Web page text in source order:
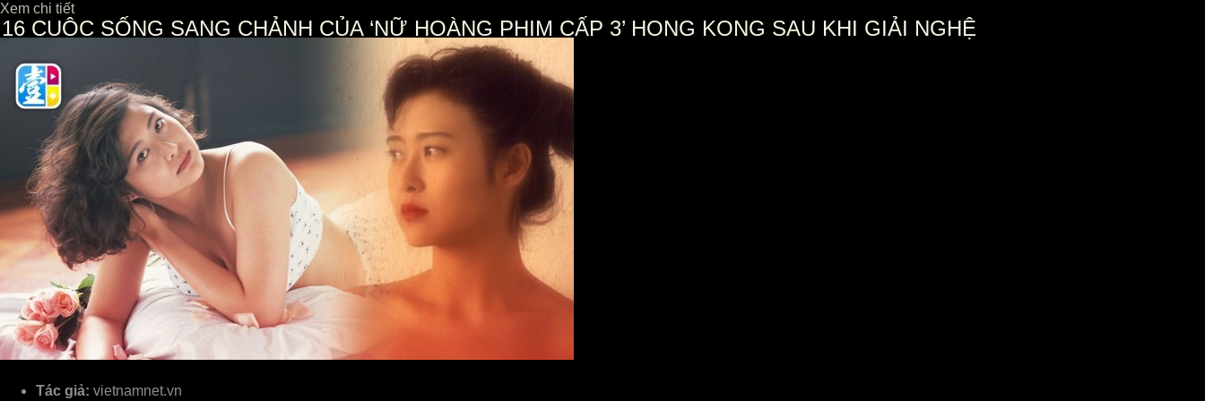
Xem chi tiết
16 CUỘC SỐNG SANG CHẢNH CỦA ‘NỮ HOÀNG PHIM CẤP 3’ HONG KONG SAU KHI GIẢI NGHỆ
Tác giả: vietnamnet.vn